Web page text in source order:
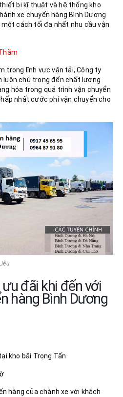
bị kĩ thuật và hệ thống kho
xe chuyển hàng Bình Dương
cách tối đa nhất nhu cầu vận
trong lĩnh vực vận tải, Công ty
luôn chú trọng đến chất lượng
hóa trong quá trình vận chuyển
nhất cước phí vận chuyển cho
đãi khi đến với
hàng Bình Dương
kho bãi Trọng Tấn
hàng của chành xe với khách